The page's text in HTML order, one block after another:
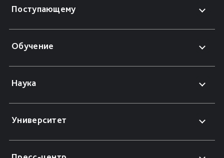
Поступающему
Обучение
Наука
Университет